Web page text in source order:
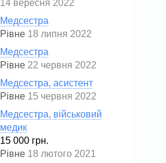
14 вересня 2022
Медсестра
Рівне 18 липня 2022
Медсестра
Рівне 22 червня 2022
Медсестра, асистент
Рівне 15 червня 2022
Медсестра, військовий
медик
15 000 грн.
Рівне 18 лютого 2021